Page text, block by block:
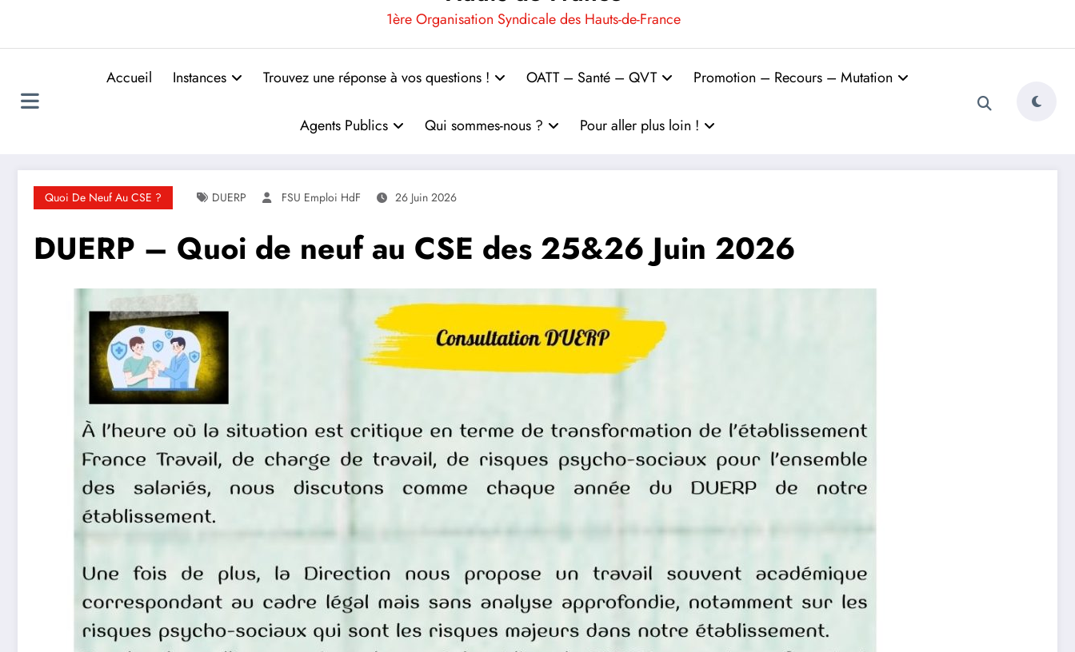
1ère Organisation Syndicale des Hauts-de-France
Accueil Instances Trouvez une réponse à vos questions ! OATT – Santé – QVT Promotion – Recours – Mutation
Agents Publics Qui sommes-nous ? Pour aller plus loin !
Quoi De Neuf Au CSE ? DUERP FSU Emploi HdF 26 Juin 2026
DUERP – Quoi de neuf au CSE des 25&26 Juin 2026